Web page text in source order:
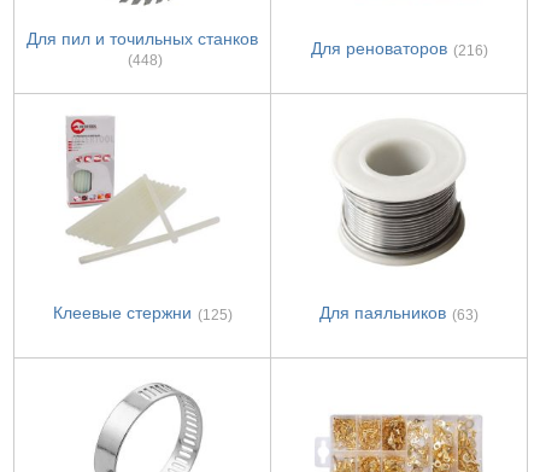
Для пил и точильных станков
(448)
Для реноваторов (216)
Клеевые стержни (125) Для паяльников (63)